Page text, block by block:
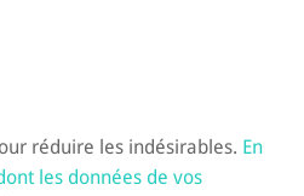
réduire les indésirables. En
les données de vos